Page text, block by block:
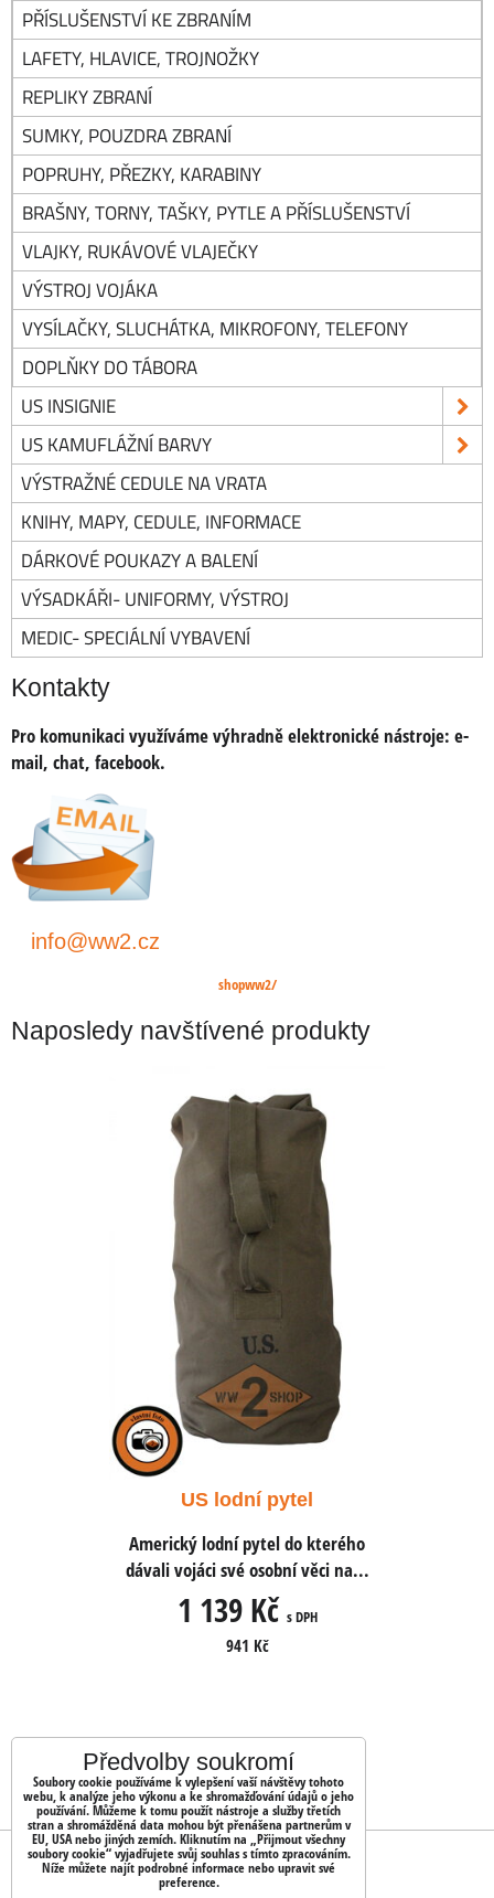
PŘÍSLUŠENSTVÍ KE ZBRANÍM
LAFETY, HLAVICE, TROJNOŽKY
REPLIKY ZBRANÍ
SUMKY, POUZDRA ZBRANÍ
POPRUHY, PŘEZKY, KARABINY
BRAŠNY, TORNY, TAŠKY, PYTLE A PŘÍSLUŠENSTVÍ
VLAJKY, RUKÁVOVÉ VLAJEČKY
VÝSTROJ VOJÁKA
VYSÍLAČKY, SLUCHÁTKA, MIKROFONY, TELEFONY
DOPLŇKY DO TÁBORA
US INSIGNIE
US KAMUFLÁŽNÍ BARVY
VÝSTRAŽNÉ CEDULE NA VRATA
KNIHY, MAPY, CEDULE, INFORMACE
DÁRKOVÉ POUKAZY A BALENÍ
VÝSADKÁŘI- UNIFORMY, VÝSTROJ
MEDIC- SPECIÁLNÍ VYBAVENÍ
Kontakty
Pro komunikaci využíváme výhradně elektronické nástroje: e-
mail, chat, facebook.
info@ww2.cz
shopww2/
Naposledy navštívené produkty
US lodní pytel
Americký lodní pytel do kterého
dávali vojáci své osobní věci na...
1 139 Kč s DPH
941 Kč
OBJEDNÁVKY
Předvolby soukromí
Soubory cookie používáme k vylepšení vaší návštěvy tohoto
webu, k analýze jeho výkonu a ke shromažďování údajů o jeho
používání. Můžeme k tomu použít nástroje a služby třetích
stran a shromážděná data mohou být přenášena partnerům v
EU, USA nebo jiných zemích. Kliknutím na „Přijmout všechny
soubory cookie“ vyjadřujete svůj souhlas s tímto zpracováním.
Níže můžete najít podrobné informace nebo upravit své
preference.